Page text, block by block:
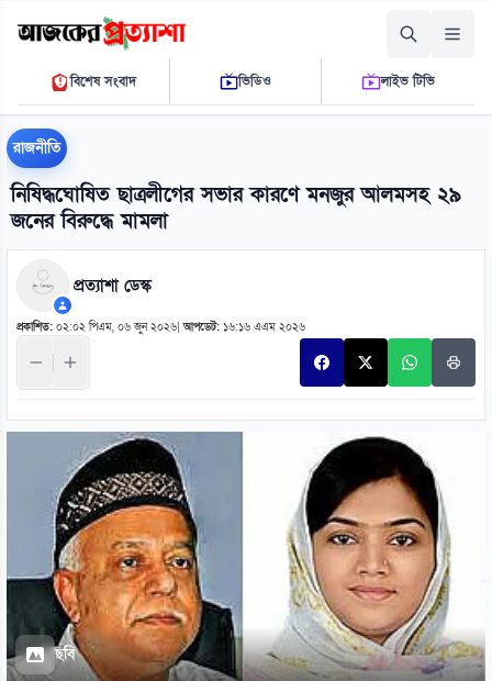
মঙ্গলবার, ১১ আগস্ট ২০২৬
০৮ ২২ ২৩ পি.এম.THE DAILY AJKER PROTTASHA
বিশেষ সংবাদ ভিডিও লাইভ টিভি
রাজনীতি
নিষিদ্ধঘোষিত ছাত্রলীগের সভার কারণে মনজুর আলমসহ ২৯
জনের বিরুদ্ধে মামলা
প্রত্যাশা ডেস্ক
প্রকাশিত: ০২:০২ পিএম, ০৬ জুন ২০২৬ |আপডেট: ১৬:১৬ এএম ২০২৬
ছবি